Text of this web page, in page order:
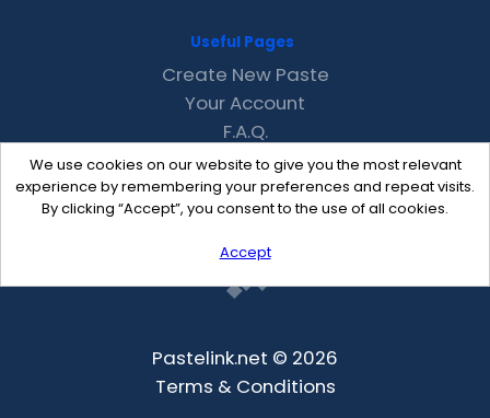
We use cookies on our website to give you the most relevant
experience by remembering your preferences and repeat visits.
By clicking “Accept”, you consent to the use of all cookies.
Accept
Useful Pages
Create New Paste
Your Account
F.A.Q.
Recent
Contact
Pastelink.net © 2026
Terms & Conditions